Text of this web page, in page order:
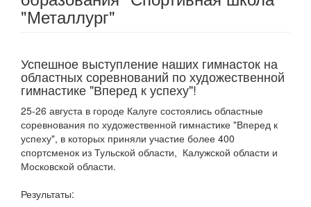
"Металлург"
Успешное выступление наших гимнасток на
областных соревнований по художественной
гимнастике "Вперед к успеху"!
25-26 августа в городе Калуге состоялись областные
соревнования по художественной гимнастике "Вперед к
успеху", в которых приняли участие более 400
спортсменок из Тульской области, Калужской области и
Московской области.
Результаты: